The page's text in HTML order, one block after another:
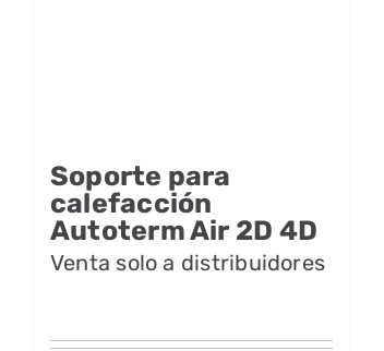
Soporte para
calefacción
Autoterm Air 2D 4D
Venta solo a distribuidores